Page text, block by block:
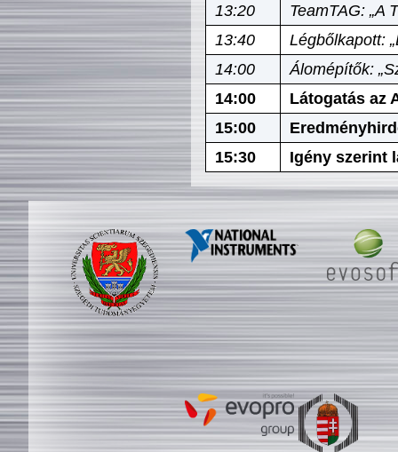
13:20
TeamTAG: „A
13:40
Légbőlkapott:
14:00
Álomépítők:
14:00
Látogatás az
15:00
15:30
Igény szerint